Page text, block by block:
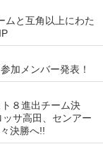
と互角以上にわた
加メンバー発表！
８進出チーム決
サ高田、センアー
決勝へ!!